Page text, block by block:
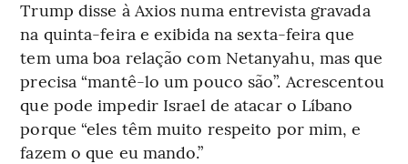
Trump disse à Axios numa entrevista gravada
na quinta-feira e exibida na sexta-feira que
tem uma boa relação com Netanyahu, mas que
precisa “mantê-lo um pouco são”. Acrescentou
que pode impedir Israel de atacar o Líbano
porque “eles têm muito respeito por mim, e
fazem o que eu mando.”